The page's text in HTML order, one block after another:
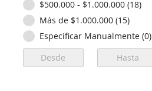
$500.000 - $1.000.000 (18)
Más de $1.000.000 (15)
Especificar Manualmente (0)